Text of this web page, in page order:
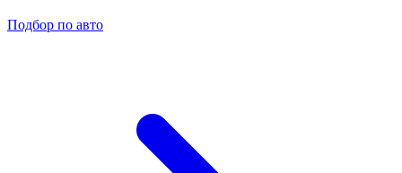
Подбор по авто